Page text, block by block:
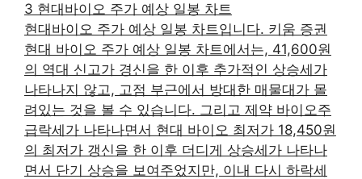
3 현대바이오 주가 예상 일봉 차트
현대바이오 주가 예상 일봉 차트입니다. 키움 증권
현대 바이오 주가 예상 일봉 차트에서는, 41,600원
의 역대 신고가 경신을 한 이후 추가적인 상승세가
나타나지 않고, 고점 부근에서 방대한 매물대가 몰
려있는 것을 볼 수 있습니다. 그리고 제약 바이오주
급락세가 나타나면서 현대 바이오 최저가 18,450원
의 최저가 갱신을 한 이후 더디게 상승세가 나타나
면서 단기 상승을 보여주었지만, 이내 다시 하락세